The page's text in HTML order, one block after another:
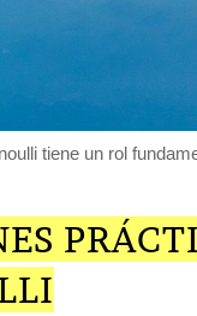
tiene un rol